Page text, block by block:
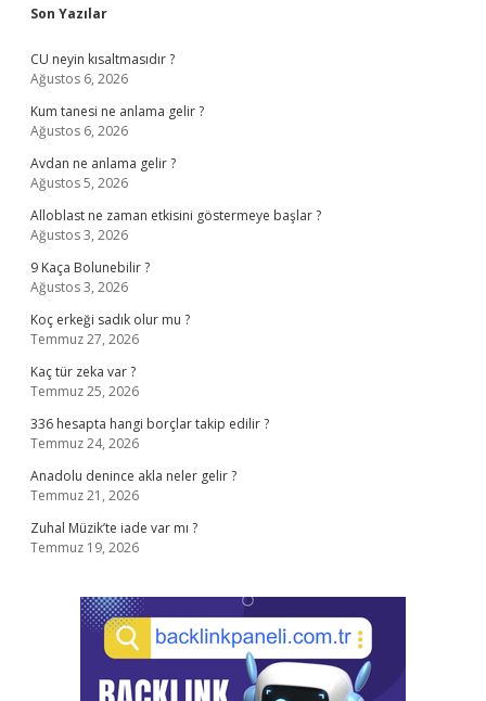
Sidebar
Son Yazılar
CU neyin kısaltmasıdır ?
Ağustos 6, 2026
Kum tanesi ne anlama gelir ?
Ağustos 6, 2026
Avdan ne anlama gelir ?
Ağustos 5, 2026
Alloblast ne zaman etkisini göstermeye başlar ?
Ağustos 3, 2026
9 Kaça Bolunebilir ?
Ağustos 3, 2026
Koç erkeği sadık olur mu ?
Temmuz 27, 2026
Kaç tür zeka var ?
Temmuz 25, 2026
336 hesapta hangi borçlar takip edilir ?
Temmuz 24, 2026
Anadolu denince akla neler gelir ?
Temmuz 21, 2026
Zuhal Müzik’te iade var mı ?
Temmuz 19, 2026